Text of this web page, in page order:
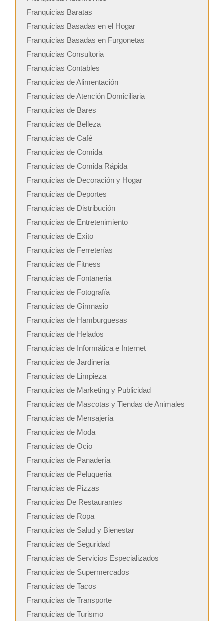
Franquicias Baratas
Franquicias Basadas en el Hogar
Franquicias Basadas en Furgonetas
Franquicias Consultoria
Franquicias Contables
Franquicias de Alimentación
Franquicias de Atención Domiciliaria
Franquicias de Bares
Franquicias de Belleza
Franquicias de Café
Franquicias de Comida
Franquicias de Comida Rápida
Franquicias de Decoración y Hogar
Franquicias de Deportes
Franquicias de Distribución
Franquicias de Entretenimiento
Franquicias de Exito
Franquicias de Ferreterías
Franquicias de Fitness
Franquicias de Fontaneria
Franquicias de Fotografía
Franquicias de Gimnasio
Franquicias de Hamburguesas
Franquicias de Helados
Franquicias de Informática e Internet
Franquicias de Jardinería
Franquicias de Limpieza
Franquicias de Marketing y Publicidad
Franquicias de Mascotas y Tiendas de Animales
Franquicias de Mensajería
Franquicias de Moda
Franquicias de Ocio
Franquicias de Panadería
Franquicias de Peluqueria
Franquicias de Pizzas
Franquicias De Restaurantes
Franquicias de Ropa
Franquicias de Salud y Bienestar
Franquicias de Seguridad
Franquicias de Servicios Especializados
Franquicias de Supermercados
Franquicias de Tacos
Franquicias de Transporte
Franquicias de Turismo